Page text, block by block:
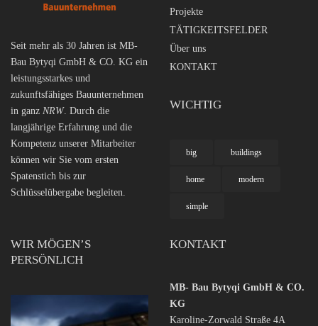
Seit mehr als 30 Jahren ist MB-
Bau Bytyqi GmbH & CO. KG ein
leistungsstarkes und
zukunftsfähiges Bauunternehmen
in ganz NRW. Durch die
langjährige Erfahrung und die
Kompetenz unserer Mitarbeiter
können wir Sie vom ersten
Spatenstich bis zur
Schlüsselübergabe begleiten.
Projekte
TÄTIGKEITSFELDER
Über uns
KONTAKT
WICHTIG
big buildings
home modern
simple
WIR MÖGEN’S
PERSÖNLICH
KONTAKT
MB- Bau Bytyqi GmbH & CO.
KG
Karoline-Zorwald Straße 4A